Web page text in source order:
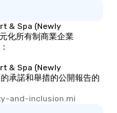
& Spa (Newly
化所有制商業企業
& Spa (Newly
承諾和舉措的公開報告的
and-inclusion.mi